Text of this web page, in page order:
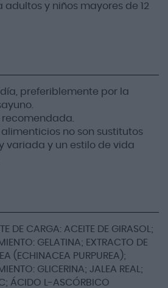
y niños mayores de 12
preferiblemente por la
recomendada.
alimenticios no son sustitutos
variada y un estilo de vida
DE CARGA: ACEITE DE GIRASOL;
GELATINA; EXTRACTO DE
(ECHINACEA PURPUREA);
GLICERINA; JALEA REAL;
ÁCIDO L-ASCÓRBICO